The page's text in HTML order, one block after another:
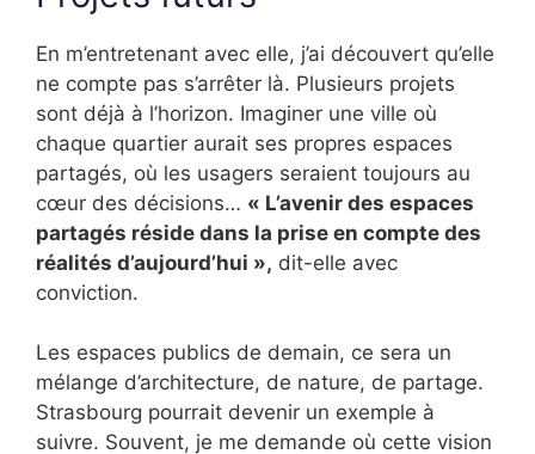
En m’entretenant avec elle, j’ai découvert qu’elle
ne compte pas s’arrêter là. Plusieurs projets
sont déjà à l’horizon. Imaginer une ville où
chaque quartier aurait ses propres espaces
partagés, où les usagers seraient toujours au
cœur des décisions… « L’avenir des espaces
partagés réside dans la prise en compte des
réalités d’aujourd’hui », dit-elle avec
conviction.
Les espaces publics de demain, ce sera un
mélange d’architecture, de nature, de partage.
Strasbourg pourrait devenir un exemple à
suivre. Souvent, je me demande où cette vision